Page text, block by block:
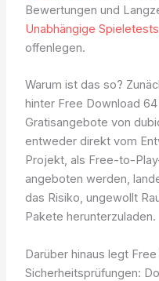
Bewertungen und
Unabhängige Spieletests
offenlegen.
Warum ist das so?
hinter Free Download
Gratisangebote von
entweder direkt vom
Projekt, als Free-to-
angeboten werden,
das Risiko, ungewollt
Pakete herunterzuladen.
Darüber hinaus legt
Sicherheitsprüfungen: